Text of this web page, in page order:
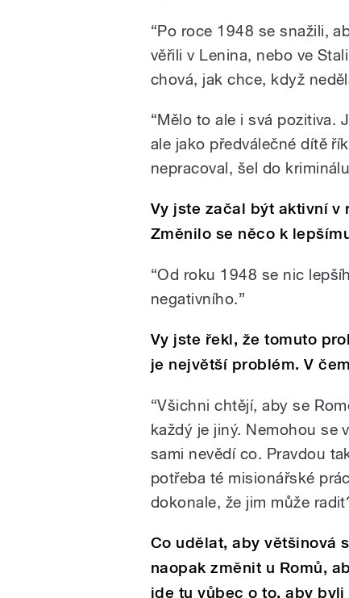
“Po roce 1948 se snažili,
věřili v Lenina, nebo ve
chová, jak chce, když
“Mělo to ale i svá pozitiva.
ale jako předválečné dítě
nepracoval, šel do
Vy jste začal být aktivní v
Změnilo se něco k
“Od roku 1948 se nic
negativního.”
Vy jste řekl, že tomuto
je největší problém. V
“Všichni chtějí, aby se
každý je jiný. Nemohou se
sami nevědí co. Pravdou
potřeba té misionářské
dokonale, že jim může
Co udělat, aby většinová
naopak změnit u Romů,
jde tu vůbec o to, aby byli